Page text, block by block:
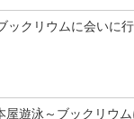
クリウムに会いに行
遊泳～ブックリウ